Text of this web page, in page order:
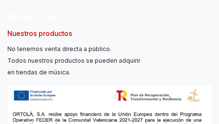
Nuestros productos
No tenemos venta directa a público.
Todos nuestros productos se pueden adquirir
en tiendas de música.